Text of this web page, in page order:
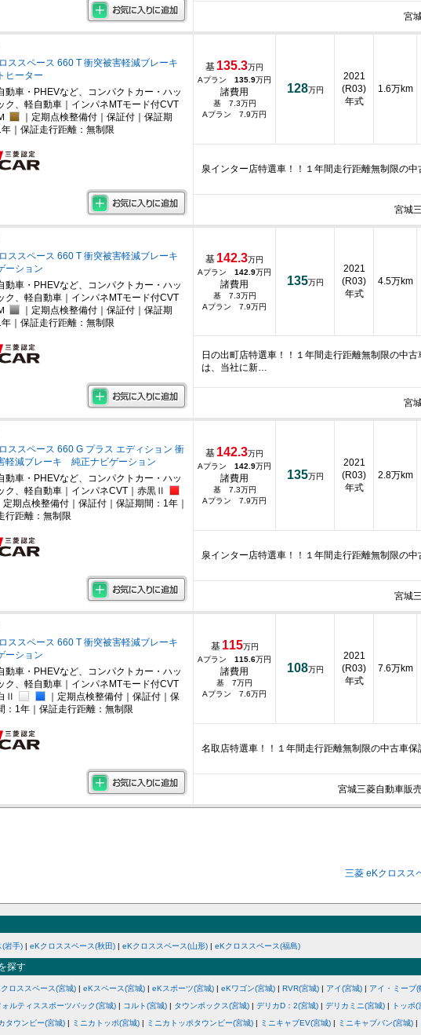
宮
ススペース 660 T 衝突被害軽減ブレーキ
ヒーター
動車・PHEVなど、コンパクトカー・ハッ
ク、軽自動車｜インパネMTモード付CVT
｜定期点検整備付｜保証付｜保証期
｜保証走行距離：無制限
基 135.3万円
Aプラン 135.9万円
諸費用
基 7.3万円
Aプラン 7.9万円
128万円
2021
(R03)
年式
1.6万km
泉インター店特選車！！１年間走行距離無制限の中
宮城
ススペース 660 T 衝突被害軽減ブレーキ
ーション
動車・PHEVなど、コンパクトカー・ハッ
ク、軽自動車｜インパネMTモード付CVT
｜定期点検整備付｜保証付｜保証期
｜保証走行距離：無制限
基 142.3万円
Aプラン 142.9万円
諸費用
基 7.3万円
Aプラン 7.9万円
135万円
2021
(R03)
年式
4.5万km
日の出町店特選車！！１年間走行距離無制限の中
は、当社に新…
宮
ススペース 660 G プラス エディション 衝
軽減ブレーキ 純正ナビゲーション
動車・PHEVなど、コンパクトカー・ハッ
ク、軽自動車｜インパネCVT｜赤黒Ⅱ
定期点検整備付｜保証付｜保証期間：1年｜
行距離：無制限
基 142.3万円
Aプラン 142.9万円
諸費用
基 7.3万円
Aプラン 7.9万円
135万円
2021
(R03)
年式
2.8万km
泉インター店特選車！！１年間走行距離無制限の中
宮城
ススペース 660 T 衝突被害軽減ブレーキ
ーション
動車・PHEVなど、コンパクトカー・ハッ
ク、軽自動車｜インパネMTモード付CVT
Ⅱ
｜定期点検整備付｜保証付｜保
：1年｜保証走行距離：無制限
基 115万円
Aプラン 115.6万円
諸費用
基 7万円
Aプラン 7.6万円
108万円
2021
(R03)
年式
7.6万km
名取店特選車！！１年間走行距離無制限の中古車保
宮城三菱自動車販
三菱 eKクロスス
(岩手) | eKクロススペース(秋田) | eKクロススペース(山形) | eKクロススペース(福島)
探す
ロススペース(宮城) | eKスペース(宮城) | eKスポーツ(宮城) | eKワゴン(宮城) | RVR(宮城) | アイ(宮城) | アイ・ミーブ(
ォルティススポーツバック(宮城) | コルト(宮城) | タウンボックス(宮城) | デリカD：2(宮城) | デリカミニ(宮城) | トッポ(
タウンビー(宮城) | ミニカトッポ(宮城) | ミニカトッポタウンビー(宮城) | ミニキャブEV(宮城) | ミニキャブバン(宮城) |